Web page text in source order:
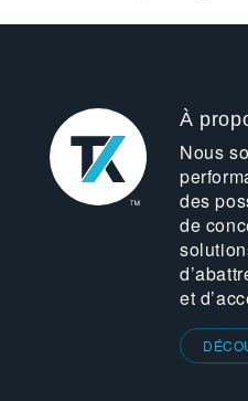
À
Nous
des
de
et